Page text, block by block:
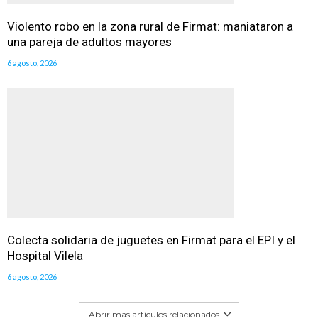
Violento robo en la zona rural de Firmat: maniataron a
una pareja de adultos mayores
6 agosto, 2026
Colecta solidaria de juguetes en Firmat para el EPI y el
Hospital Vilela
6 agosto, 2026
Abrir mas artículos relacionados